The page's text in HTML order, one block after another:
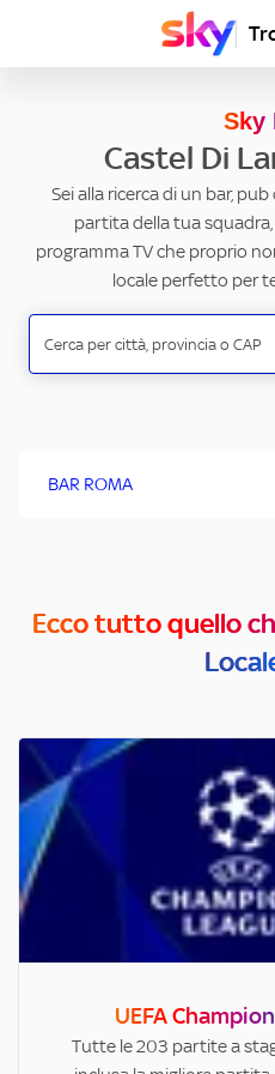
Sky
Castel Di
Sei alla ricerca di un bar,
partita della tua
programma TV che proprio
locale perfetto per
BAR ROMA
Ecco tutto quello
UEFA
Tutte le 203 partite a